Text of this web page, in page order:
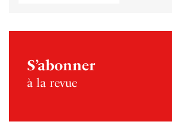
S’abonner
à la revue